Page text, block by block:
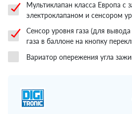
Мультиклапан класса Европа с
электроклапаном и сенсором
Сенсор уровня газа (для
газа в баллоне на кнопку
Вариатор опережения угла